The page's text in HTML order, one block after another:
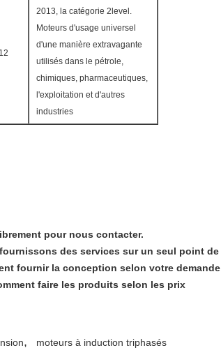
2013, la catégorie 2level.
Moteurs d'usage universel
d'une manière extravagante
utilisés dans le pétrole,
chimiques, pharmaceutiques,
l'exploitation et d'autres
industries
pour nous contacter.
des services sur un seul point de
fournir la conception selon votre demande
faire les produits selon les prix
, moteurs à induction triphasés